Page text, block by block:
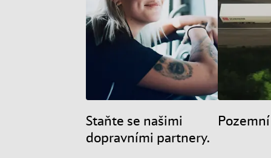
Staňte se našimi
dopravními partnery.